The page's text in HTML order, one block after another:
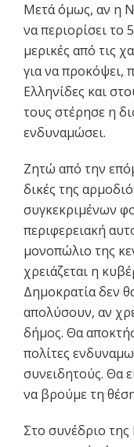
Μετά όμως, αν η
να περιορίσει το
μερικές από τις
για να προκόψει,
Ελληνίδες και
τους στέρησε η
ενδυναμώσει.
Ζητώ από την
δικές της
συγκεκριμένων
περιφερειακή
μονοπώλιο της
χρειάζεται η
Δημοκρατία δεν
απολύσουν, αν
δήμος. Θα
πολίτες
συνειδητούς. Θα
να βρούμε τη
Στο συνέδριο